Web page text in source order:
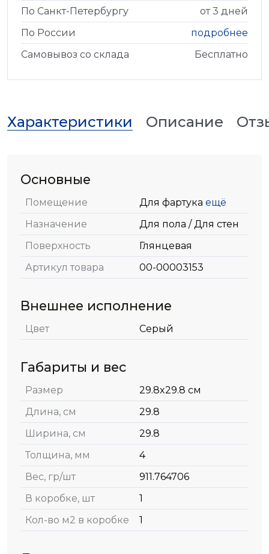
По Санкт-Петербургу
от 3 дней
По России
подробнее
Самовывоз со склада
Бесплатно
Характеристики Описание
Основные
Помещение Для фартука ещё
Назначение
Для пола / Для стен
Поверхность
Глянцевая
Артикул товара
00-00003153
Внешнее исполнение
Цвет Серый
Габариты и вес
Размер
29.8x29.8 см
Длина, см
29.8
Ширина, см
29.8
Толщина, мм
4
Вес, гр/шт
911.764706
В коробке, шт
1
Кол-во м2 в коробке
1